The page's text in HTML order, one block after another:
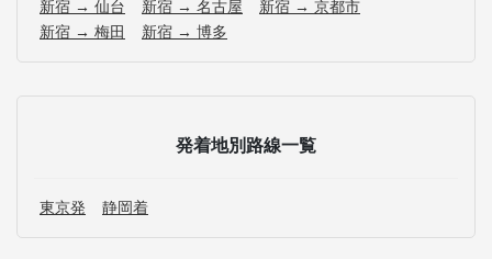
新宿 → 仙台 新宿 → 名古屋
新宿 → 京都市
新宿 → 梅田
新宿 → 博多
発着地別路線一覧
東京発 静岡着